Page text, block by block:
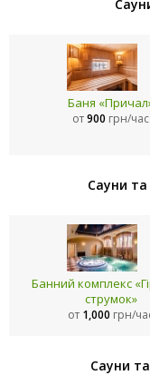
Баня
от900 грн/час
Сауни та
Банний комплекс
струмок»
от 1,000 грн/
Сауни